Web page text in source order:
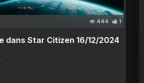
444 1
dans Star Citizen 16/12/2024